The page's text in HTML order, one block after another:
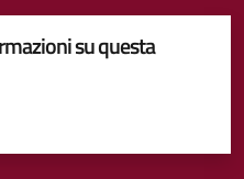
su questa
su 5